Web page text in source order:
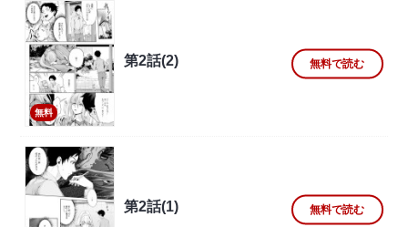
無料
第2話(2) 無料で読む
第2話(1) 無料で読む